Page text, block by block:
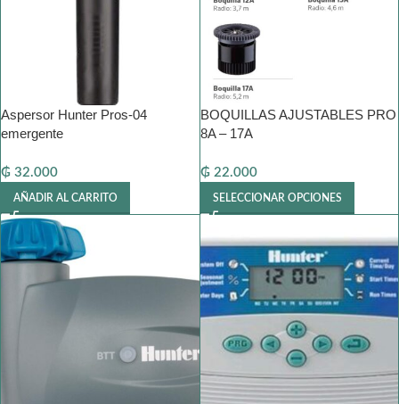
Aspersor Hunter Pros-04
emergente
₲ 32.000
AÑADIR AL CARRITO
BOQUILLAS AJUSTABLES PRO
8A – 17A
₲22.000
SELECCIONAR OPCIONES